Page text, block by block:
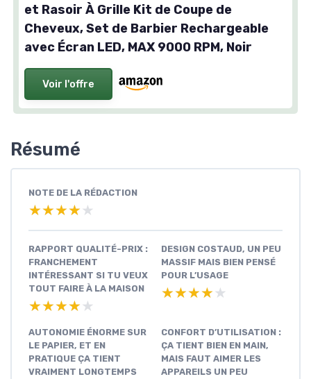
et Rasoir À Grille Kit de Coupe de
Cheveux, Set de Barbier Rechargeable
avec Écran LED, MAX 9000 RPM, Noir
Voir l'offre
Résumé
NOTE DE LA RÉDACTION
★★★★★
★★★★★
RAPPORT QUALITÉ-PRIX :
FRANCHEMENT
INTÉRESSANT SI TU VEUX
TOUT FAIRE À LA MAISON
★★★★★
★★★★★
DESIGN COSTAUD, UN PEU
MASSIF MAIS BIEN PENSÉ
POUR L’USAGE
★★★★★
★★★★★
AUTONOMIE ÉNORME SUR
LE PAPIER, ET EN
PRATIQUE ÇA TIENT
VRAIMENT LONGTEMPS
CONFORT D’UTILISATION :
ÇA TIENT BIEN EN MAIN,
MAIS FAUT AIMER LES
APPAREILS UN PEU